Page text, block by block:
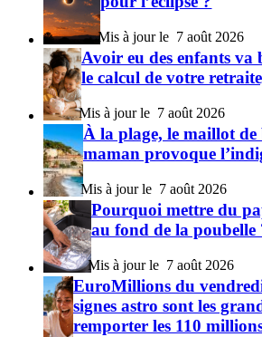
7 août 2026
Avoir eu des enfants va
le calcul de votre
7 août 2026
À la plage, le maillot de
maman provoque
7 août 2026
Pourquoi mettre du
au fond de la poubelle
7 août 2026
EuroMillions du
signes astro sont les
remporter les 110